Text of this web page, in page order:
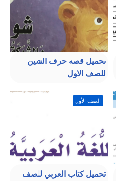
تحميل قصة حرف الشين
للصف الاول
الصف الأول
تحميل كتاب العربي للصف